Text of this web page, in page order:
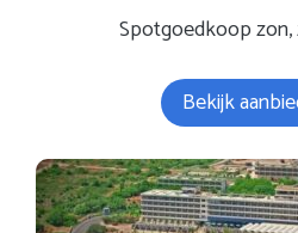
Spotgoedkoop zon,
Bekijk